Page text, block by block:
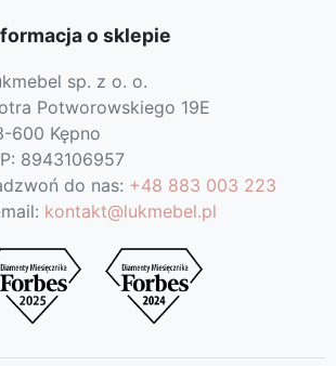
o sklepie
sp. z o. o.
Potworowskiego 19E
600 Kępno
8943106957
do nas: +48 883 003 223
kontakt@lukmebel.pl